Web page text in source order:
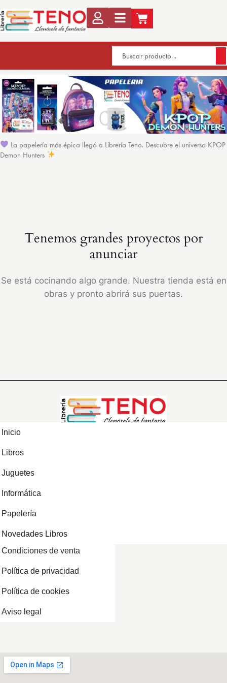
La papelería más épica llegó a Librería Teno. Descubre el universo KPOP
Demon Hunters
Tenemos grandes proyectos por
anunciar
Se está cocinando algo grande. Nuestra tienda está en
obras y pronto abrirá sus puertas.
Inicio
Libros
Juguetes
Informática
Papelería
Novedades Libros
Condiciones de venta
Política de privacidad
Política de cookies
Aviso legal